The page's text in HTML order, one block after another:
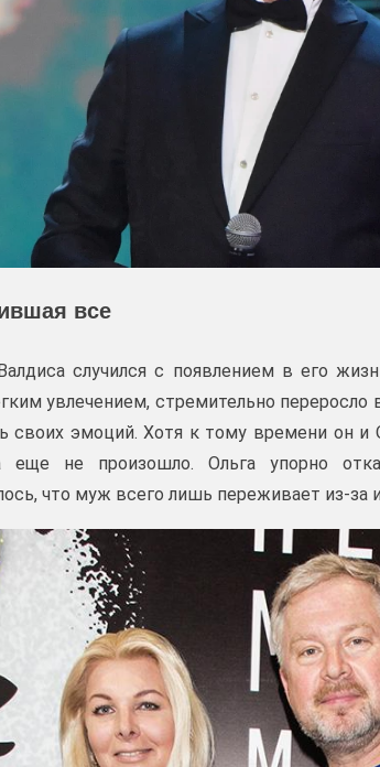
все
случился с появлением в его
увлечением, стремительно
своих эмоций. Хотя к тому времени он
еще не произошло. Ольга упорно
что муж всего лишь переживает